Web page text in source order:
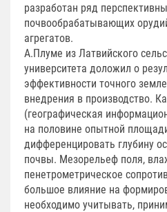
разработан ряд
почвообрабатывающих
агрегатов.
А.Плуме из Латвийского
университета доложил о
эффективности точного
внедрения в производство.
(географическая
на половине опытной
дифференцировать глубину
почвы. Мезорельеф поля,
пенетрометрическое
большое влияние на
необходимо учитывать,